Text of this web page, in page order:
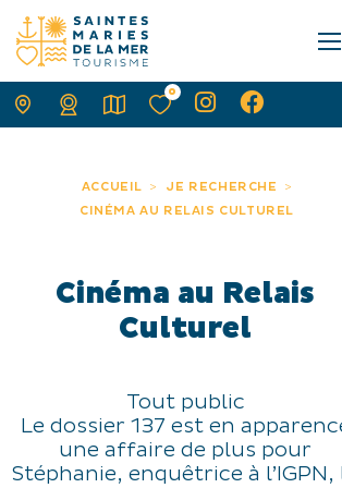
ACCUEIL
JE RECHERCHE
CINÉMA AU RELAIS CULTUREL
Cinéma au Relais
Culturel
Tout public
Le dossier 137 est en
une affaire de plus pour
Stéphanie, enquêtrice à l’IGPN,
0